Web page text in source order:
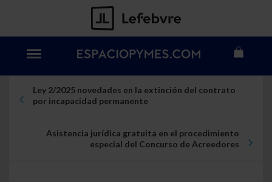
Ley 2/2025 novedades en la extinción del contrato
por incapacidad permanente
Asistencia jurídica gratuita en el procedimiento
especial del Concurso de Acreedores